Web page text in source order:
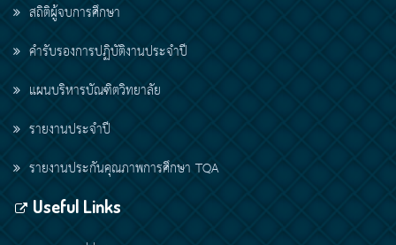
สถิติผู้จบการศึกษา
คำรับรองการปฏิบัติงานประจำปี
แผนบริหารบัณฑิตวิทยาลัย
รายงานประจำปี
รายงานประกันคุณภาพการศึกษา TQA
Useful Links